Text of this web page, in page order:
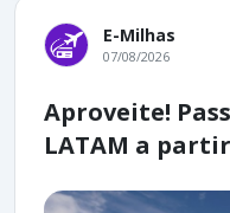
E-Milhas
07/08/2026
Aproveite!
LATAM a partir